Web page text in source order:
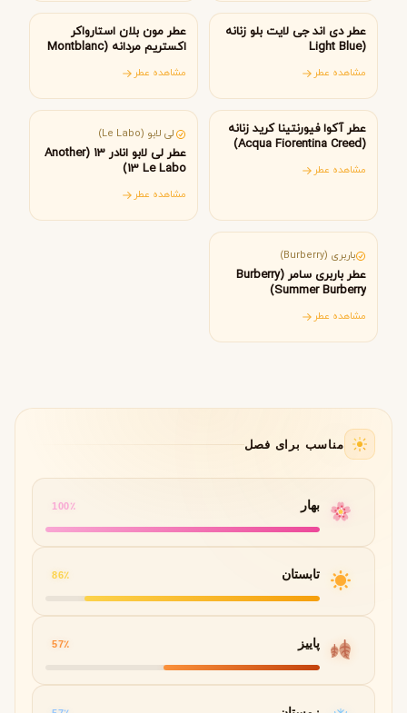
عطر دی اند جی لایت بلو زنانه
(Light Blue
مشاهده عطر
عطر مون بلان استارواکر
اکستریم مردانه (Montblanc
مشاهده عطر
عطر آکوا فیورنتینا کرید زنانه
(Acqua Fiorentina Creed)
مشاهده عطر
لی لابو (Le Labo)
عطر لی لابو انادر 13 (Another
13 Le Labo)
مشاهده عطر
باربری (Burberry)
عطر باربری سامر (Burberry
Summer Burberry)
مشاهده عطر
مناسب برای فصل
بهار 100٪
تابستان 86٪
پاییز 57٪